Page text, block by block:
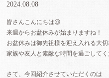
2024.08.08
皆さんこんにちは😌
来週からお盆休みが始まりますね！
お盆休みは御先祖様を迎え入れる大
家族や友人と素敵な時間を過ごして
さて、今回紹介させていただくのは